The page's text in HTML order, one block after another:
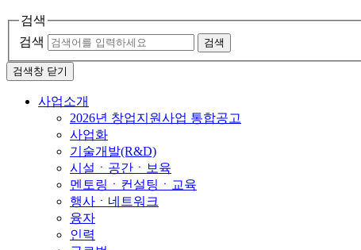
검색
검색
검색
검색창 닫기
사업소개
2026년 창업지원사업 통합공고
사업화
기술개발(R&D)
시설ㆍ공간ㆍ보육
멘토링ㆍ컨설팅ㆍ교육
행사ㆍ네트워크
융자
인력